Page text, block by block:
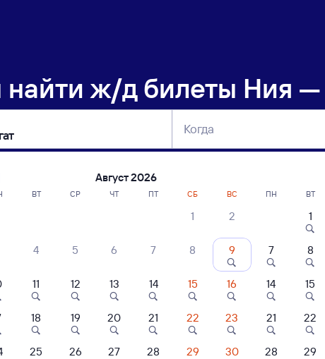
ж/д билеты Ния —
Когда
поездов Ния — Каргат
Август 2026
ВТ СР ЧТ ПТ СБ ВС
1 2
4 5 6 7 8 9
11 12 13 14 15 16
18 19 20 21 22 23
25 26 27 28 29 30
ПН ВТ
1
7 8
14 15
21 22
28 29